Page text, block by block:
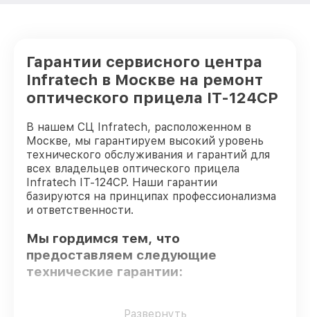
Гарантии сервисного центра
Infratech в Москве на ремонт
оптического прицела IT-124CP
В нашем СЦ Infratech, расположенном в
Москве, мы гарантируем высокий уровень
технического обслуживания и гарантий для
всех владельцев оптического прицела
Infratech IT-124CP. Наши гарантии
базируются на принципах профессионализма
и ответственности.
Мы гордимся тем, что
предоставляем следующие
технические гарантии:
Оригинальные детали– для всех видов
Развернуть